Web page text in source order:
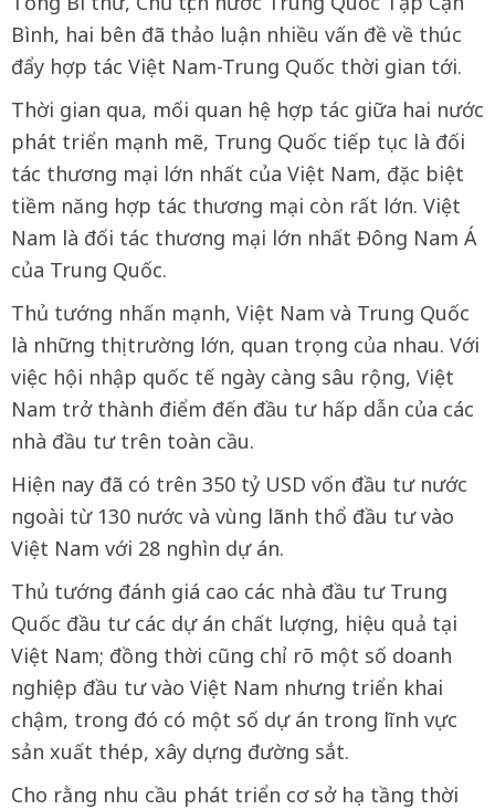
Bình, hai bên đã thảo luận nhiều vấn đề về thúc
đẩy hợp tác Việt Nam-Trung Quốc thời gian tới.
Thời gian qua, mối quan hệ hợp tác giữa hai nước
phát triển mạnh mẽ, Trung Quốc tiếp tục là đối
tác thương mại lớn nhất của Việt Nam, đặc biệt
tiềm năng hợp tác thương mại còn rất lớn. Việt
Nam là đối tác thương mại lớn nhất Đông Nam Á
của Trung Quốc.
Thủ tướng nhấn mạnh, Việt Nam và Trung Quốc
là những thị trường lớn, quan trọng của nhau. Với
việc hội nhập quốc tế ngày càng sâu rộng, Việt
Nam trở thành điểm đến đầu tư hấp dẫn của các
nhà đầu tư trên toàn cầu.
Hiện nay đã có trên 350 tỷ USD vốn đầu tư nước
ngoài từ 130 nước và vùng lãnh thổ đầu tư vào
Việt Nam với 28 nghìn dự án.
Thủ tướng đánh giá cao các nhà đầu tư Trung
Quốc đầu tư các dự án chất lượng, hiệu quả tại
Việt Nam; đồng thời cũng chỉ rõ một số doanh
nghiệp đầu tư vào Việt Nam nhưng triển khai
chậm, trong đó có một số dự án trong lĩnh vực
sản xuất thép, xây dựng đường sắt.
Cho rằng nhu cầu phát triển cơ sở hạ tầng thời